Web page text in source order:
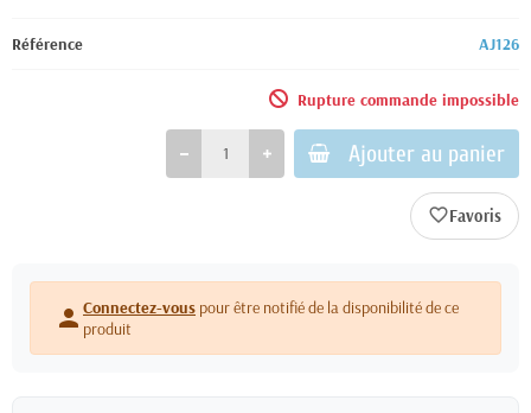
Référence AJ126
Rupture commande impossible
Ajouter au panier
favorite_border
person Connectez-vous pour être notifié de la disponibilité de ce
produit